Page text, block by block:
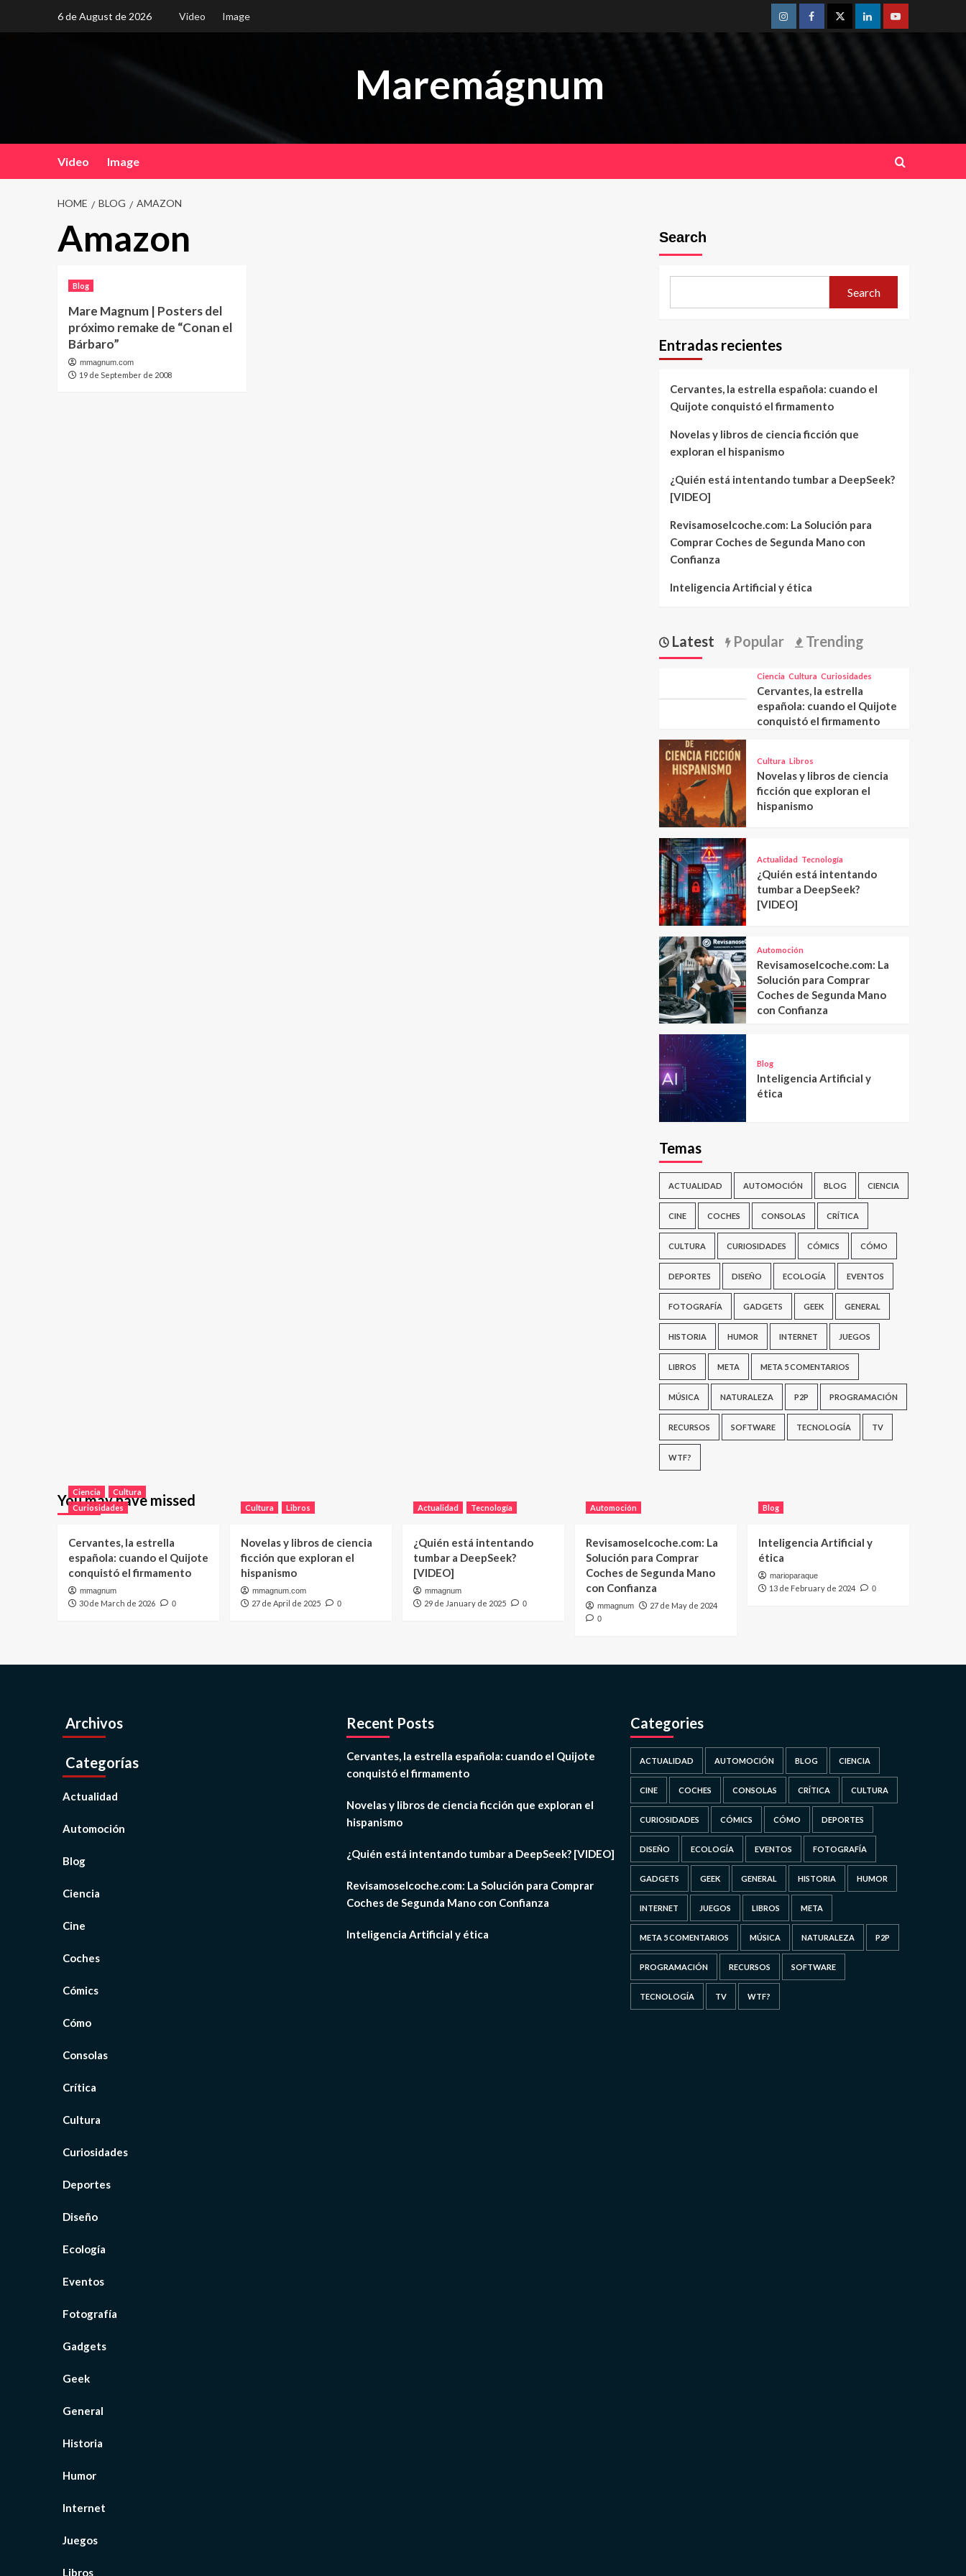
6 de August de 2026 Video Image
InstagramFacebookTwitterLinkedinYoutube
Maremágnum
Video Image
HOME BLOG AMAZON
Amazon
Blog
Mare Magnum | Posters del
próximo remake de “Conan el
Bárbaro”
mmagnum.com
19 de September de 2008
Search
Search
Entradas recientes
Cervantes, la estrella española: cuando el
Quijote conquistó el firmamento
Novelas y libros de ciencia ficción que
exploran el hispanismo
¿Quién está intentando tumbar a DeepSeek?
[VIDEO]
Revisamoselcoche.com: La Solución para
Comprar Coches de Segunda Mano con
Confianza
Inteligencia Artificial y ética
Latest Popular Trending
Ciencia Cultura Curiosidades
Cervantes, la estrella
española: cuando el Quijote
conquistó el firmamento
Cultura Libros
Novelas y libros de ciencia
ficción que exploran el
hispanismo
Actualidad Tecnología
¿Quién está intentando
tumbar a DeepSeek?
[VIDEO]
Automoción
Revisamoselcoche.com: La
Solución para Comprar
Coches de Segunda Mano
con Confianza
Blog
Inteligencia Artificial y
ética
Temas
ACTUALIDAD AUTOMOCIÓN BLOG CIENCIA
CINE COCHES CONSOLAS CRÍTICA
CULTURA CURIOSIDADES CÓMICS CÓMO
DEPORTES DISEÑO ECOLOGÍA EVENTOS
FOTOGRAFÍA GADGETS GEEK GENERAL
HISTORIA HUMOR INTERNET JUEGOS
LIBROS META META 5 COMENTARIOS
MÚSICA NATURALEZA P2P PROGRAMACIÓN
RECURSOS SOFTWARE TECNOLOGÍA TV
WTF?
You may have missed
Ciencia
Cultura
Curiosidades
Cervantes, la estrella
española: cuando el Quijote
conquistó el firmamento
mmagnum
30 de March de 2026 0
Cultura Libros
Novelas y libros de ciencia
ficción que exploran el
hispanismo
mmagnum.com
27 de April de 2025 0
Actualidad Tecnología
¿Quién está intentando
tumbar a DeepSeek?
[VIDEO]
mmagnum
29 de January de 2025 0
Automoción
Revisamoselcoche.com: La
Solución para Comprar
Coches de Segunda Mano
con Confianza
mmagnum 27 de May de 2024
0
Blog
Inteligencia Artificial y
ética
marioparaque
13 de February de 2024 0
Archivos
Categorías
Actualidad
Automoción
Blog
Ciencia
Cine
Coches
Cómics
Cómo
Consolas
Crítica
Cultura
Curiosidades
Deportes
Diseño
Ecología
Eventos
Fotografía
Gadgets
Geek
General
Historia
Humor
Internet
Juegos
Libros
Recent Posts
Cervantes, la estrella española: cuando el Quijote
conquistó el firmamento
Novelas y libros de ciencia ficción que exploran el
hispanismo
¿Quién está intentando tumbar a DeepSeek? [VIDEO]
Revisamoselcoche.com: La Solución para Comprar
Coches de Segunda Mano con Confianza
Inteligencia Artificial y ética
Categories
ACTUALIDAD AUTOMOCIÓN BLOG CIENCIA
CINE COCHES CONSOLAS CRÍTICA CULTURA
CURIOSIDADES CÓMICS CÓMO DEPORTES
DISEÑO ECOLOGÍA EVENTOS FOTOGRAFÍA
GADGETS GEEK GENERAL HISTORIA HUMOR
INTERNET JUEGOS LIBROS META
META 5 COMENTARIOS MÚSICA NATURALEZA P2P
PROGRAMACIÓN RECURSOS SOFTWARE
TECNOLOGÍA TV WTF?